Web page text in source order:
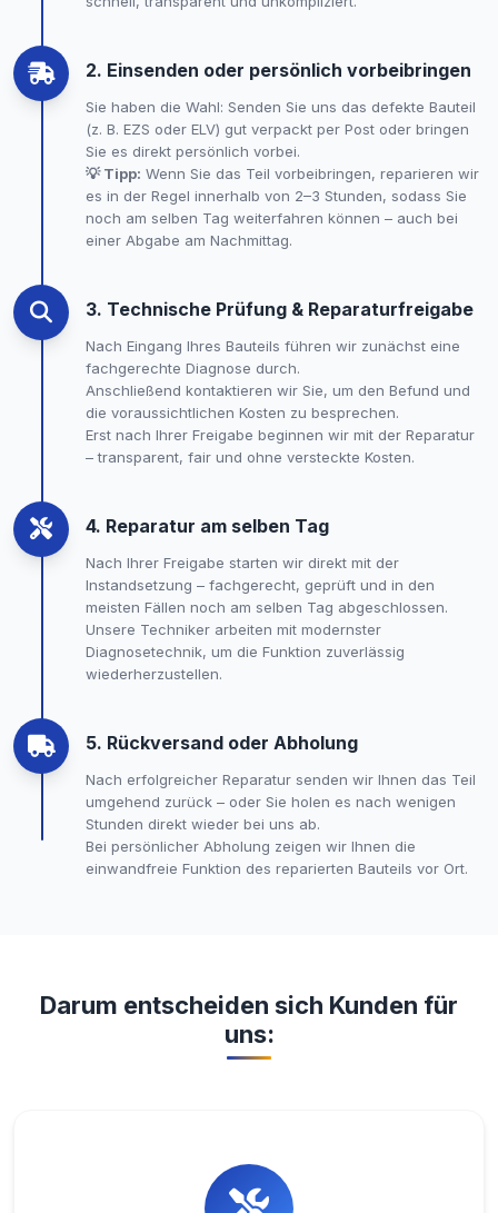
2. Einsenden oder persönlich vorbeibringen
Sie haben die Wahl: Senden Sie uns das defekte Bauteil
(z. B. EZS oder ELV) gut verpackt per Post oder bringen
Sie es direkt persönlich vorbei.
💡 Tipp: Wenn Sie das Teil vorbeibringen, reparieren wir
es in der Regel innerhalb von 2–3 Stunden, sodass Sie
noch am selben Tag weiterfahren können – auch bei
einer Abgabe am Nachmittag.
3. Technische Prüfung & Reparaturfreigabe
Nach Eingang Ihres Bauteils führen wir zunächst eine
fachgerechte Diagnose durch.
Anschließend kontaktieren wir Sie, um den Befund und
die voraussichtlichen Kosten zu besprechen.
Erst nach Ihrer Freigabe beginnen wir mit der Reparatur
– transparent, fair und ohne versteckte Kosten.
4. Reparatur am selben Tag
Nach Ihrer Freigabe starten wir direkt mit der
Instandsetzung – fachgerecht, geprüft und in den
meisten Fällen noch am selben Tag abgeschlossen.
Unsere Techniker arbeiten mit modernster
Diagnosetechnik, um die Funktion zuverlässig
wiederherzustellen.
5. Rückversand oder Abholung
Nach erfolgreicher Reparatur senden wir Ihnen das Teil
umgehend zurück – oder Sie holen es nach wenigen
Stunden direkt wieder bei uns ab.
Bei persönlicher Abholung zeigen wir Ihnen die
einwandfreie Funktion des reparierten Bauteils vor Ort.
Darum entscheiden sich Kunden für
uns: